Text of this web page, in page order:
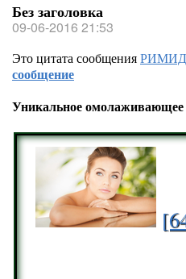
Без заголовка
09-06-2016 21:53
Это цитата сообщения
сообщение
Уникальное омолаживающее